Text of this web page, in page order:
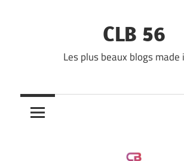
CLB 56
Les plus beaux blogs made